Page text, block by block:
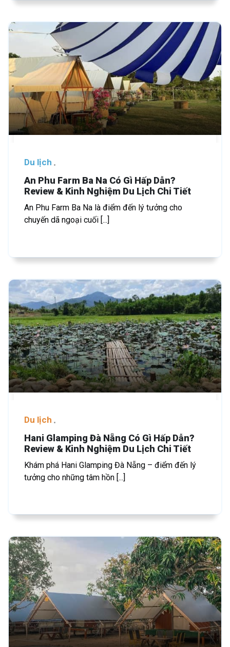
Du lịch
An Phu Farm Ba Na Có Gì Hấp Dẫn?
Review & Kinh Nghiệm Du Lịch Chi Tiết
An Phu Farm Ba Na là điểm đến lý tưởng cho
chuyến dã ngoại cuối [...]
Du lịch
Hani Glamping Đà Nẵng Có Gì Hấp Dẫn?
Review & Kinh Nghiệm Du Lịch Chi Tiết
Khám phá Hani Glamping Đà Nẵng – điểm đến lý
tưởng cho những tâm hồn [...]